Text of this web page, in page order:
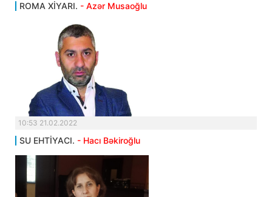
ROMA XİYARI. - Azər Musaoğlu
10:53 21.02.2022
SU EHTİYACI. - Hacı Bəkiroğlu